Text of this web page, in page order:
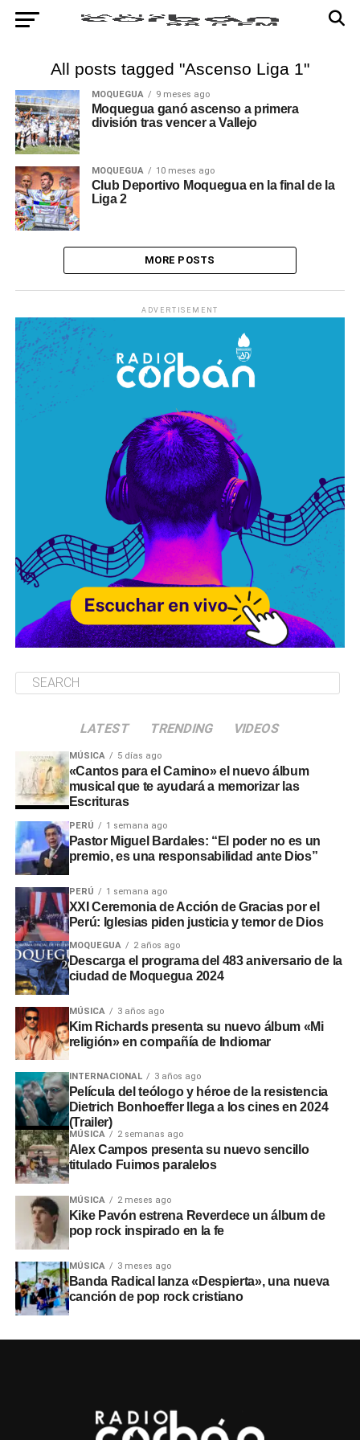
All posts tagged "Ascenso Liga 1"
MOQUEGUA 9 meses ago
Moquegua ganó ascenso a primera
división tras vencer a Vallejo
MOQUEGUA 10 meses ago
Club Deportivo Moquegua en la final de la
Liga 2
MORE POSTS
ADVERTISEMENT
LATEST TRENDING VIDEOS
MÚSICA 5 días ago
«Cantos para el Camino» el nuevo álbum
musical que te ayudará a memorizar las
Escrituras
PERÚ 1 semana ago
Pastor Miguel Bardales: “El poder no es un
premio, es una responsabilidad ante Dios”
PERÚ 1 semana ago
XXI Ceremonia de Acción de Gracias por el
Perú: Iglesias piden justicia y temor de Dios
MOQUEGUA 2 años ago
Descarga el programa del 483 aniversario de la
ciudad de Moquegua 2024
MÚSICA 3 años ago
Kim Richards presenta su nuevo álbum «Mi
religión» en compañía de Indiomar
INTERNACIONAL 3 años ago
Película del teólogo y héroe de la resistencia
Dietrich Bonhoeffer llega a los cines en 2024
(Trailer)
MÚSICA 2 semanas ago
Alex Campos presenta su nuevo sencillo
titulado Fuimos paralelos
MÚSICA 2 meses ago
Kike Pavón estrena Reverdece un álbum de
pop rock inspirado en la fe
MÚSICA 3 meses ago
Banda Radical lanza «Despierta», una nueva
canción de pop rock cristiano